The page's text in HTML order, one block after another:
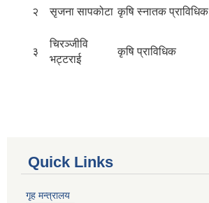
२ सृजना सापकोटा कृषि स्नातक प्राविधिक
३
चिरञ्जीवि
भट्टराई
कृषि प्राविधिक
Quick Links
गृह मन्त्रालय